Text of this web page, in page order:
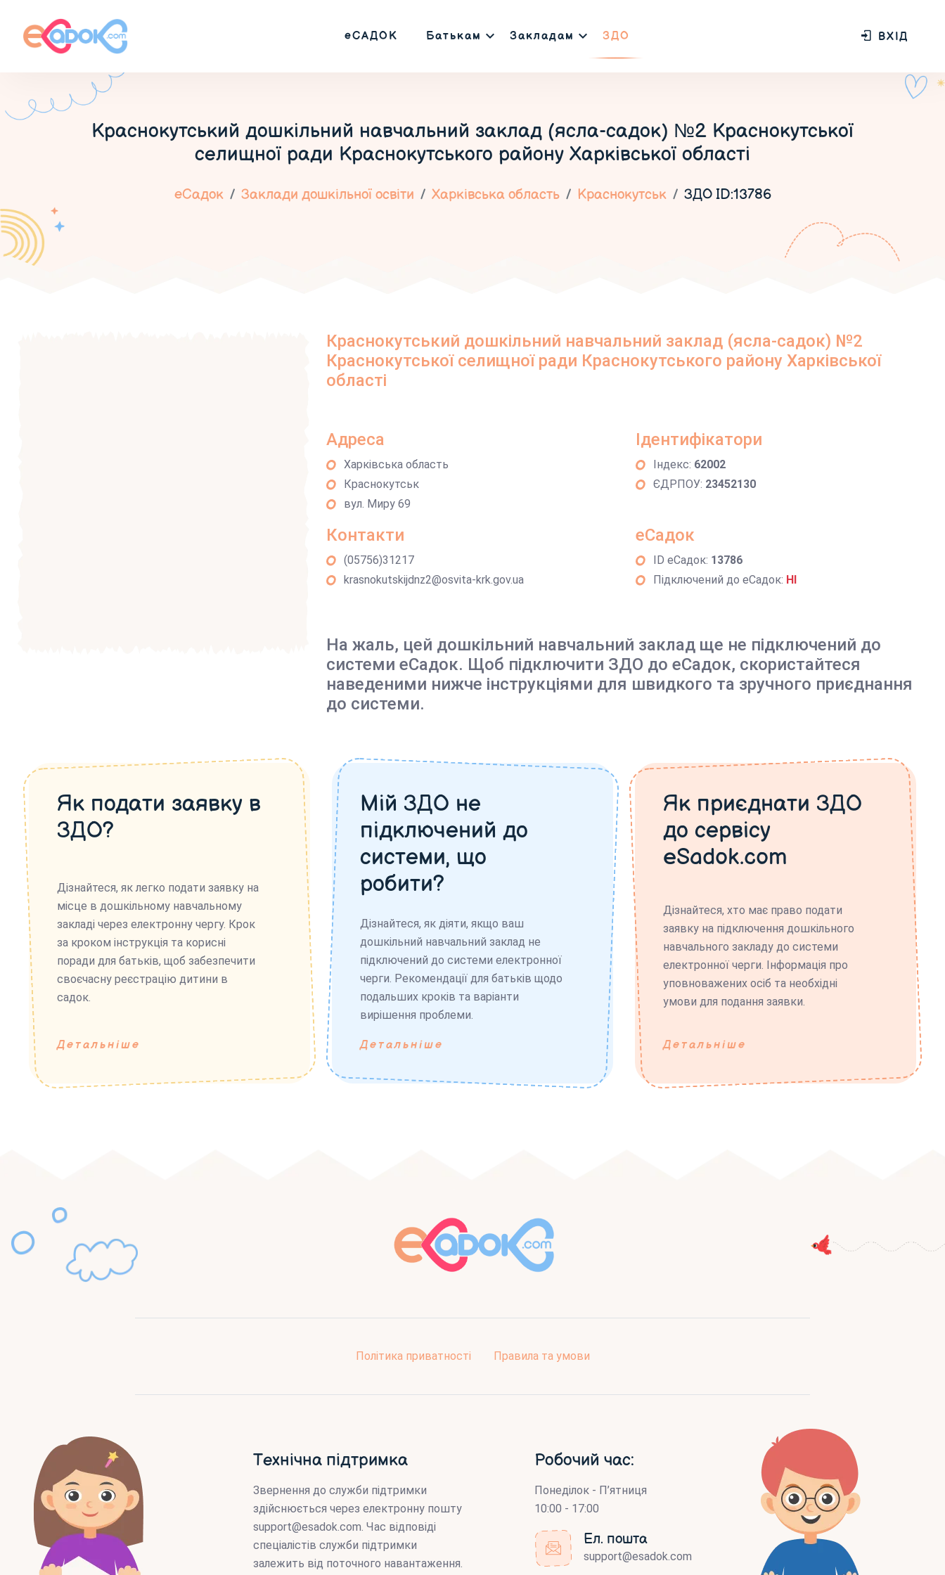
еСАДОК Батькам Закладам ЗДО ВХІД
Краснокутський дошкільний навчальний заклад (ясла-садок) №2 Краснокутської
селищної ради Краснокутського району Харківської області
еСадок Заклади дошкільної освіти Харківська область Краснокутськ ЗДО ID:13786
Краснокутський дошкільний навчальний заклад (ясла-садок) №2
Краснокутської селищної ради Краснокутського району Харківської
області
Адреса
Харківська область
Краснокутськ
вул. Миру 69
Ідентифікатори
Індекс: 62002
ЄДРПОУ: 23452130
Контакти
(05756)31217
krasnokutskijdnz2@osvita-krk.gov.ua
еСадок
ID еСадок: 13786
Підключений до еСадок: НІ
На жаль, цей дошкільний навчальний заклад ще не підключений до
системи еСадок. Щоб підключити ЗДО до еСадок, скористайтеся
наведеними нижче інструкціями для швидкого та зручного приєднання
до системи.
Як подати заявку в
ЗДО?
Дізнайтеся, як легко подати заявку на
місце в дошкільному навчальному
закладі через електронну чергу. Крок
за кроком інструкція та корисні
поради для батьків, щоб забезпечити
своєчасну реєстрацію дитини в
садок.
Детальніше
Мій ЗДО не
підключений до
системи, що
робити?
Дізнайтеся, як діяти, якщо ваш
дошкільний навчальний заклад не
підключений до системи електронної
черги. Рекомендації для батьків щодо
подальших кроків та варіанти
вирішення проблеми.
Детальніше
Як приєднати ЗДО
до сервісу
eSadok.com
Дізнайтеся, хто має право подати
заявку на підключення дошкільного
навчального закладу до системи
електронної черги. Інформація про
уповноважених осіб та необхідні
умови для подання заявки.
Детальніше
Політика приватності Правила та умови
Технічна підтримка
Звернення до служби підтримки
здійснюється через електронну пошту
support@esadok.com. Час відповіді
спеціалістів служби підтримки
залежить від поточного навантаження.
Робочий час:
Понеділок - П’ятниця
10:00 - 17:00
Ел. пошта
support@esadok.com